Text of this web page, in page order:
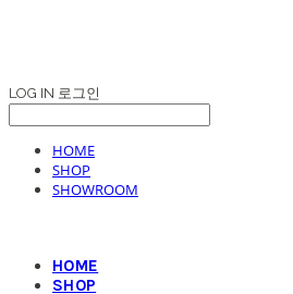
LOG IN 로그인
HOME
SHOP
SHOWROOM
HOME
SHOP